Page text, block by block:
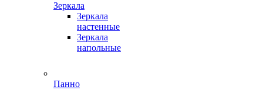
Зеркала
Зеркала
настенные
Зеркала
напольные
Панно